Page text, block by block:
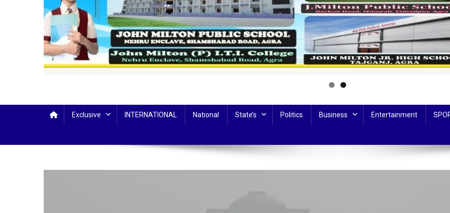
Exclusive INTERNATIONAL National State’s Politics Business Entertainment